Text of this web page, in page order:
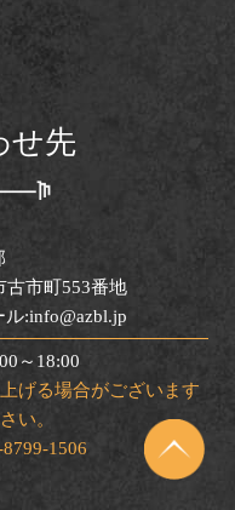
せ先
古市町553番地
:info@azbl.jp
～18:00
げる場合がございます
い。
1506